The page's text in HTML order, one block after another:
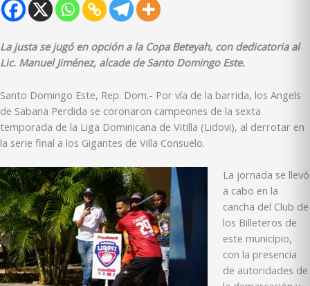
La justa se jugó en opción a la Copa Beteyah, con dedicatoria al
Lic. Manuel Jiménez, alcade de Santo Domingo Este.
Santo Domingo Este, Rep. Dom.- Por vía de la barrida, los Angels
de Sabana Perdida se coronaron campeones de la sexta
temporada de la Liga Dominicana de Vitilla (Lidovi), al derrotar en
la serie final a los Gigantes de Villa Consuelo.
La jornada se llevó
a cabo en la
cancha del Club de
los Billeteros de
este municipio,
con la presencia
de autoridades de